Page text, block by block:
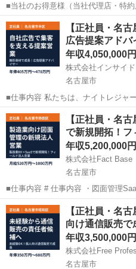
■当社のお得意様（当社代理店・特
の提供、受注をお願いします。 ま
応などの業務もあります。 ※専用
帯電話貸与いたします 〈1日...
愛知 名古屋市 代理店営業
【正社員・名
広告提案アド
年収4,050,000円
株式会社インサイ
名古屋市
■仕事内容 私たちは、ナイトレジャ
アを占め、右肩上がりの成長を続け
プ」。 月間23億PV・1日訪問者数
異の数字を誇る「シティヘ...
愛知 名古屋市 営業 サ
【正社員・名
で新規開拓！
年収5,200,000円
株式会社Fact Base
名古屋市
■仕事内容 # 仕事内容 ・図面管理SaaS「ズメーン」の営業活動 ・イ
ンサイドセールスからカスタマーサ
業 ・日本国内の出張（関東・北陸
動（※担当...
愛知 名古屋市 営業 未
【正社員・名
向け通信販売
年収3,500,000円
株式会社Free
名古屋市